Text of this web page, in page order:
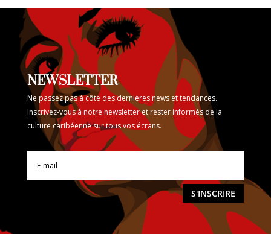
NEWSLETTER
Ne passez pas à côte des dernières news et tendances.
Inscrivez-vous à notre newsletter et rester informés de la
culture caribéenne sur tous vos écrans.
S'INSCRIRE